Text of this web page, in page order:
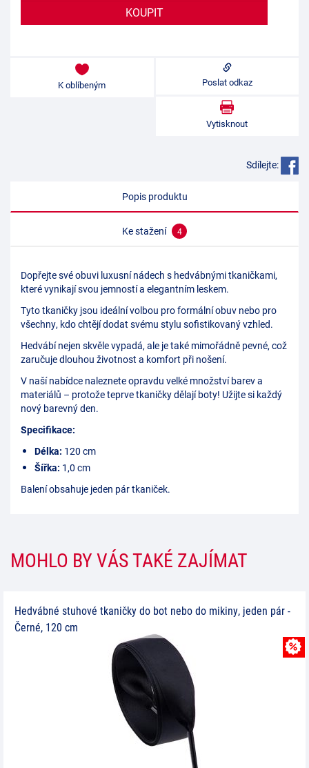
K oblíbeným Poslat odkaz
Vytisknout
Sdílejte:
Popis produktu
Ke stažení 4
Dopřejte své obuvi luxusní nádech s hedvábnými tkaničkami,
které vynikají svou jemností a elegantním leskem.
Tyto tkaničky jsou ideální volbou pro formální obuv nebo pro
všechny, kdo chtějí dodat svému stylu sofistikovaný vzhled.
Hedvábí nejen skvěle vypadá, ale je také mimořádně pevné, což
zaručuje dlouhou životnost a komfort při nošení.
V naší nabídce naleznete opravdu velké množství barev a
materiálů – protože teprve tkaničky dělají boty! Užijte si každý
nový barevný den.
Specifikace:
Délka: 120 cm
Šířka: 1,0 cm
Balení obsahuje jeden pár tkaniček.
MOHLO BY VÁS TAKÉ ZAJÍMAT
Hedvábné stuhové tkaničky do bot nebo do mikiny, jeden pár -
Černé, 120 cm